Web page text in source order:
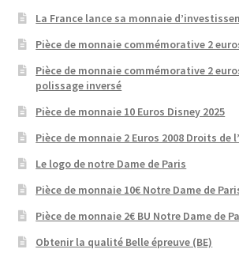
La France lance sa monnaie
Pièce de monnaie commémorative 2
Pièce de monnaie commémorative 2
polissage inversé
Pièce de monnaie 10 Euros Disney 2025
Pièce de monnaie 2 Euros 2008 Droits de
Le logo de notre Dame de Paris
Pièce de monnaie 10€ Notre Dame de
Pièce de monnaie 2€ BU Notre Dame de
Obtenir la qualité Belle épreuve (BE)